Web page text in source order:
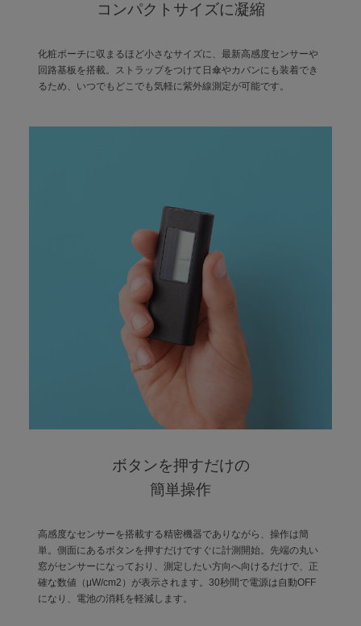
会社概要
プライバシーポリシー
サイトポリシー
コンパクトサイズに凝縮
化粧ポーチに収まるほど小さなサイズに、最新高感度センサーや
回路基板を搭載。ストラップをつけて日傘やカバンにも装着でき
るため、いつでもどこでも気軽に紫外線測定が可能です。
ボタンを押すだけの
簡単操作
高感度なセンサーを搭載する精密機器でありながら、操作は簡
単。側面にあるボタンを押すだけですぐに計測開始。先端の丸い
窓がセンサーになっており、測定したい方向へ向けるだけで、正
確な数値（μW/cm2）が表示されます。30秒間で電源は自動OFF
になり、電池の消耗を軽減します。